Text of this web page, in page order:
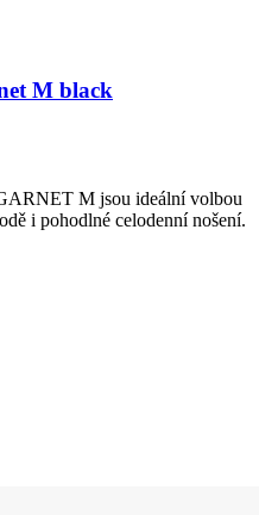
M black
M jsou ideální volbou
i pohodlné celodenní nošení.